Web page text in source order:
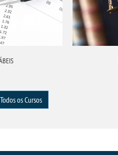
Todos os Cursos